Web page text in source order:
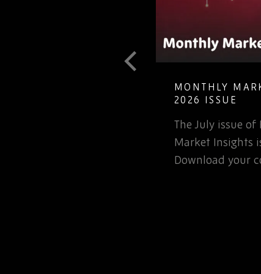
MONTHLY MARKET INSIGHTS – JULY
The July issue of Rebound Monthly
Market Insights is now available.
Download your copy today.